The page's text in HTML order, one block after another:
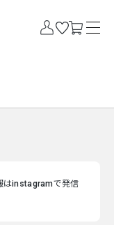
はinstagramで発信